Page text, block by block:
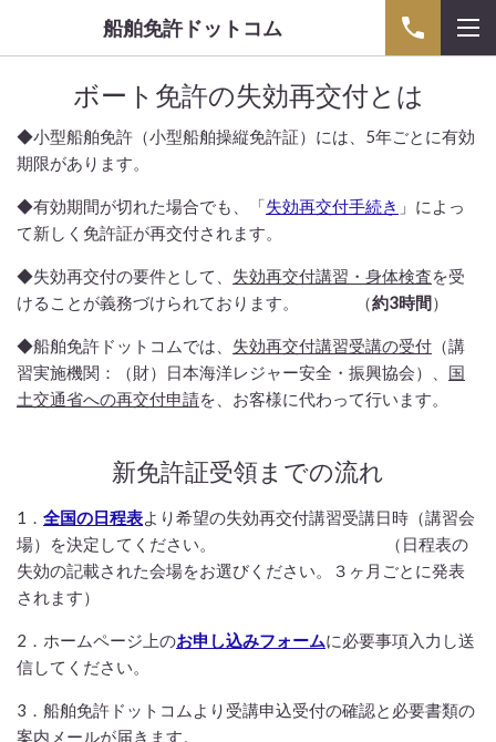
船舶免許ドットコム
ボート免許の失効再交付とは
◆小型船舶免許（小型船舶操縦免許証）には、5年ごとに有効
期限があります。
◆有効期間が切れた場合でも、「失効再交付手続き 」によっ
て新しく免許証が再交付されます。
◆失効再交付の要件として、 失効再交付講習・身体検査を受
けることが義務づけられております。 （約3時間）
◆船舶免許ドットコムでは、 失効再交付講習受講の受付 （講
習実施機関：（財）日本海洋レジャー安全・振興協会）、 国
土交通省への再交付申請を、 お客様に代わって行います。
新免許証受領までの流れ
1． 全国の日程表より希望の失効再交付講習受講日時（講習会
場）を決定してください。 （日程表の
失効の記載された会場をお選びください。３ヶ月ごとに発表
されます）
2．ホームページ上のお申し込みフォームに必要事項入力し送
信してください。
3．船舶免許ドットコムより受講申込受付の確認と必要書類の
案内メールが届きます。